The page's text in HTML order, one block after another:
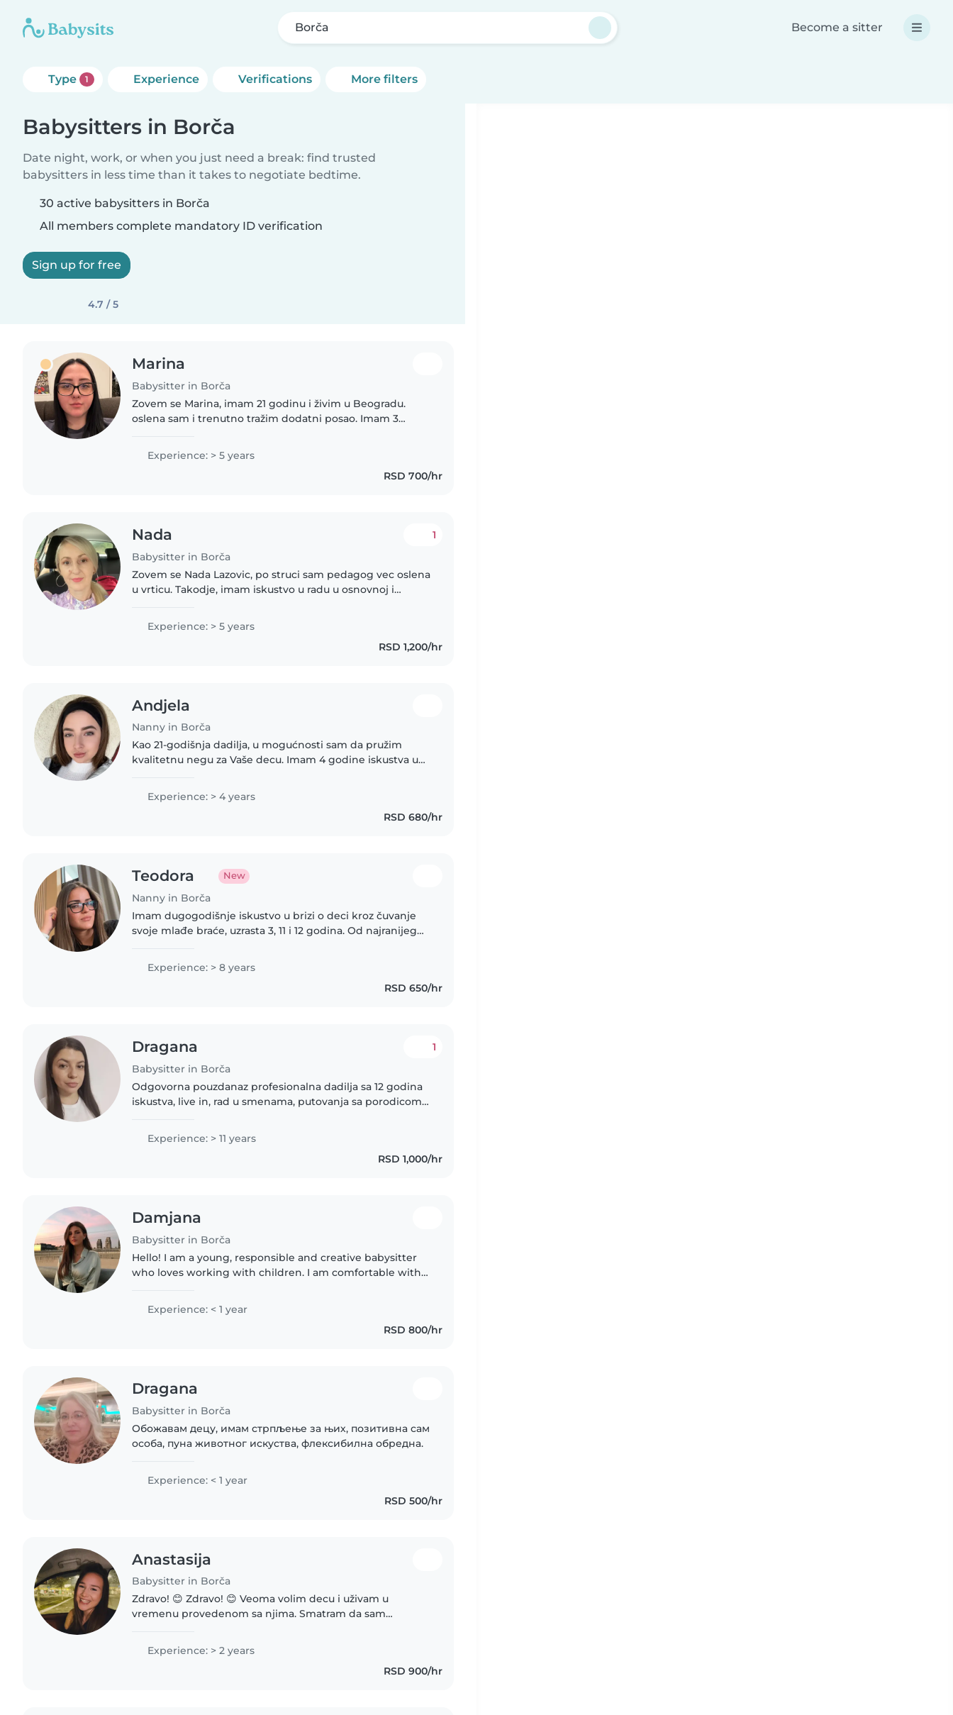
Borča Become a sitter
Type 1 Experience Verifications More filters
Babysitters in Borča
Date night, work, or when you just need a break: find trusted
babysitters in less time than it takes to negotiate bedtime.
30 active babysitters in Borča
All members complete mandatory ID verification
Sign up for free
4.7 / 5
Marina
Babysitter in Borča
Zovem se Marina, imam 21 godinu i živim u Beogradu.
oslena sam i trenutno tražim dodatni posao. Imam 3
godina. Volim rad sa..
Experience: > 5 years
RSD 700/hr
Nada
Babysitter in Borča
1
Zovem se Nada Lazovic, po struci sam pedagog vec oslena
u vrticu. Takodje, imam iskustvo u radu u osnovnoj i
Experience: > 5 years
RSD 1,200/hr
Andjela
Nanny in Borča
Kao 21-godišnja dadilja, u mogućnosti sam da pružim
kvalitetnu negu za Vaše decu. Imam 4 godine iskustva u
uključujući. Prijatna sam, odgovorna..
Experience: > 4 years
RSD 680/hr
Teodora New
Nanny in Borča
Imam dugogodišnje iskustvo u brizi o deci kroz čuvanje
svoje mlađe braće, uzrasta 3, 11 i 12 godina. Od najranijeg
svakodnevnoj brizi,..
Experience: > 8 years
RSD 650/hr
Dragana
Babysitter in Borča
1
Odgovorna pouzdanaz profesionalna dadilja sa 12 godina
iskustva, live in, rad u smenama, putovanja sa porodicom.
roditeljima. Briga..
Experience: > 11 years
RSD 1,000/hr
Damjana
Babysitter in Borča
Hello! I am a young, responsible and creative babysitter
who loves working with children. I am comfortable with
have experience..
Experience: < 1 year
RSD 800/hr
Dragana
Babysitter in Borča
Обожавам децу, имам стрпљење за њих, позитивна сам
особа, пуна животног искуства, флексибилна обредна.
Experience: < 1 year
RSD 500/hr
Anastasija
Babysitter in Borča
Zdravo! 😊 Zdravo! 😊 Veoma volim decu i uživam u
vremenu provedenom sa njima. Smatram da sam
najvažnije da se dete oseća sigurno,..
Experience: > 2 years
RSD 900/hr